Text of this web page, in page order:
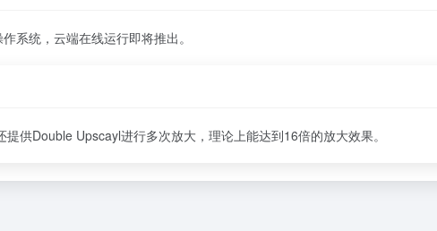
系统，云端在线运行即将推出。
供Double Upscayl进行多次放大，理论上能达到16倍的放大效果。